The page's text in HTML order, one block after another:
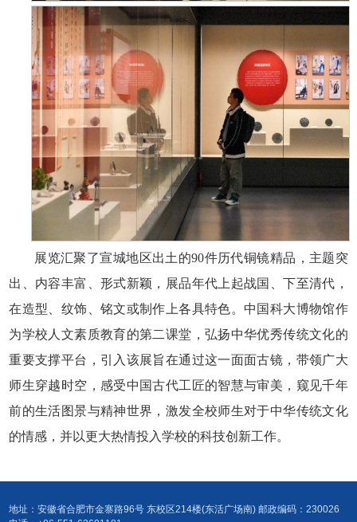
展览汇聚了宣城地区出土的90件历代铜镜精品，主题突
出、内容丰富、形式新颖，展品年代上起战国、下至清代，
在造型、纹饰、铭文或制作上各具特色。中国科大博物馆作
为学校人文素质教育的第二课堂，弘扬中华优秀传统文化的
重要支撑平台，引入该展旨在通过这一面面古镜，带领广大
师生穿越时空，感受中国古代工匠的智慧与审美，窥见千年
前的生活图景与精神世界，激发全校师生对于中华传统文化
的情感，并以更大热情投入学校的科技创新工作。
地址：安徽省合肥市金寨路96号 东校区214楼(东活广场南) 邮政编码：230026